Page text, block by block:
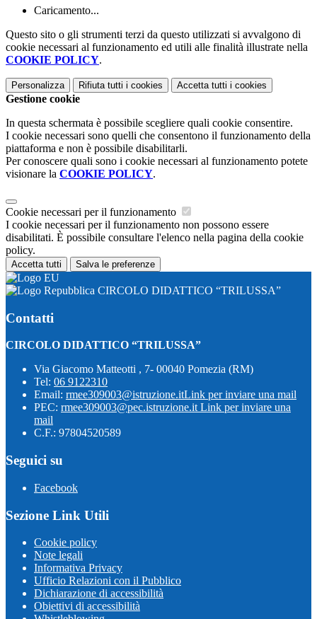
Caricamento...
Questo sito o gli strumenti terzi da questo utilizzati si avvalgono di
cookie necessari al funzionamento ed utili alle finalità illustrate nella
COOKIE POLICY.
Personalizza Rifiuta tutti i cookies Accetta tutti i cookies
Gestione cookie
In questa schermata è possibile scegliere quali cookie consentire.
I cookie necessari sono quelli che consentono il funzionamento della
piattaforma e non è possibile disabilitarli.
Per conoscere quali sono i cookie necessari al funzionamento potete
visionare la COOKIE POLICY.
Cookie necessari per il funzionamento
I cookie necessari per il funzionamento non possono essere
disabilitati. È possibile consultare l'elenco nella pagina della cookie
policy.
Accetta tutti Salva le preferenze
CIRCOLO DIDATTICO “TRILUSSA”
Contatti
CIRCOLO DIDATTICO “TRILUSSA”
Via Giacomo Matteotti , 7- 00040 Pomezia (RM)
Tel: 06 9122310
Email: rmee309003@istruzione.itLink per inviare una mail
PEC: rmee309003@pec.istruzione.itLink per inviare una
mail
C.F.: 97804520589
Seguici su
Facebook
Sezione Link Utili
Cookie policy
Note legali
Informativa Privacy
Ufficio Relazioni con il Pubblico
Dichiarazione di accessibilità
Obiettivi di accessibilità